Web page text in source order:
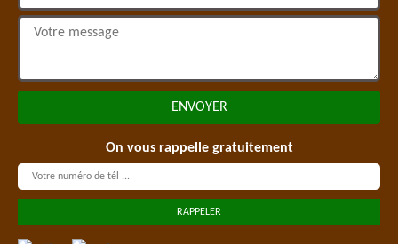
On vous rappelle gratuitement